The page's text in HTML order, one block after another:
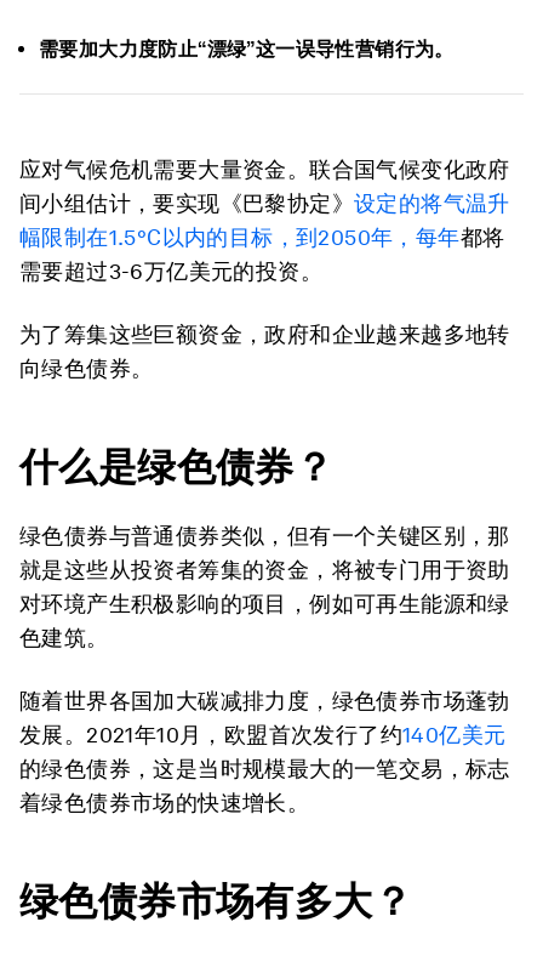
需要加大力度防止“漂绿”这一误导性营销行为。
应对气候危机需要大量资金。联合国气候变化政府
间小组估计，要实现《巴黎协定》 设定的将气温升
幅限制在1.5°C以内的目标， 到2050年，每年都将
需要超过3-6万亿美元的投资。
为了筹集这些巨额资金，政府和企业越来越多地转
向绿色债券。
什么是绿色债券？
绿色债券与普通债券类似，但有一个关键区别，那
就是这些从投资者筹集的资金，将被专门用于资助
对环境产生积极影响的项目，例如可再生能源和绿
色建筑。
随着世界各国加大碳减排力度，绿色债券市场蓬勃
发展。2021年10月，欧盟首次发行了约140亿美元
的绿色债券，这是当时规模最大的一笔交易，标志
着绿色债券市场的快速增长。
绿色债券市场有多大？